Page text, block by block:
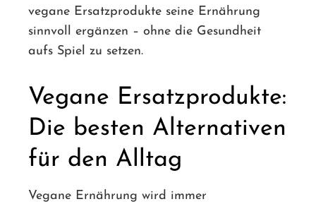
vegane Ersatzprodukte seine Ernährung
sinnvoll ergänzen – ohne die Gesundheit
aufs Spiel zu setzen.
Vegane Ersatzprodukte:
Die besten Alternativen
für den Alltag
Vegane Ernährung wird immer